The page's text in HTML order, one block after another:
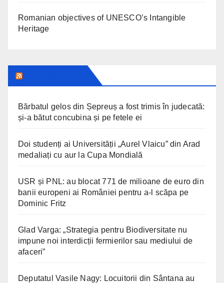
Romanian objectives of UNESCO’s Intangible
Heritage
Bărbatul gelos din Șepreuș a fost trimis în judecată:
și-a bătut concubina și pe fetele ei
Doi studenți ai Universității „Aurel Vlaicu” din Arad
medaliați cu aur la Cupa Mondială
USR și PNL: au blocat 771 de milioane de euro din
banii europeni ai României pentru a-l scăpa pe
Dominic Fritz
Glad Varga: „Strategia pentru Biodiversitate nu
impune noi interdicții fermierilor sau mediului de
afaceri”
Deputatul Vasile Nagy: Locuitorii din Sântana au